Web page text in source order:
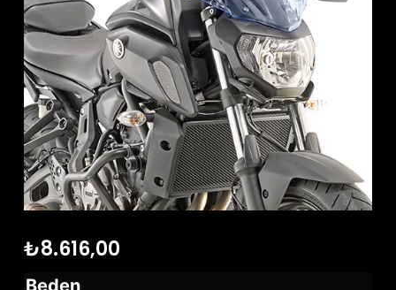
₺8.616,00